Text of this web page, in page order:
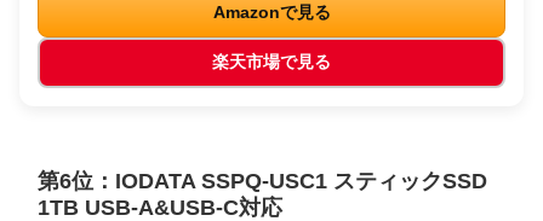
Amazonで見る
楽天市場で見る
第6位：IODATA SSPQ-USC1 スティックSSD
1TB USB-A&USB-C対応